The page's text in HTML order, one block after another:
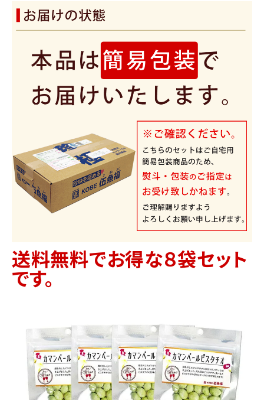
送料無料でお得な８袋セット
です。